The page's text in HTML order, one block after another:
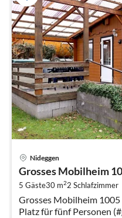
Nideggen
Grosses Mobilheim
5 Gäste30 m22 Schlafzimmer
Grosses Mobilheim
Platz für fünf Personen